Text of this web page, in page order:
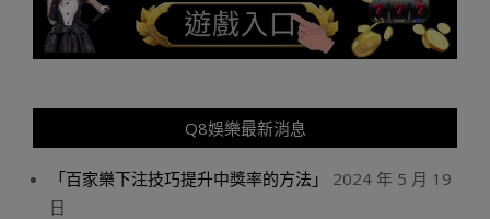
Q8娛樂最新消息
「百家樂下注技巧提升中獎率的方法」
2024 年 5 月 19
日